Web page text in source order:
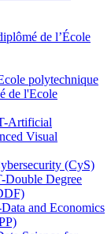
de l’École
polytechnique
de l'Ecole
Artificial
Visual
(CyS)
Degree
and Economics